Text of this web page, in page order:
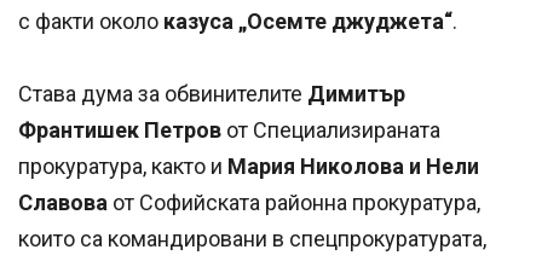
с факти около казуса „Осемте джуджета“.
Става дума за обвинителите Димитър
Франтишек Петров от Специализираната
прокуратура, както и Мария Николова и Нели
Славова от Софийската районна прокуратура,
които са командировани в спецпрокуратурата,